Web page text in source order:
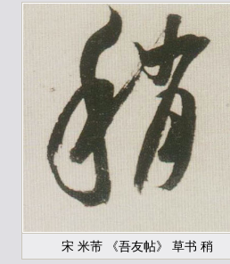
宋 米芾 《吾友帖》 草书 稍